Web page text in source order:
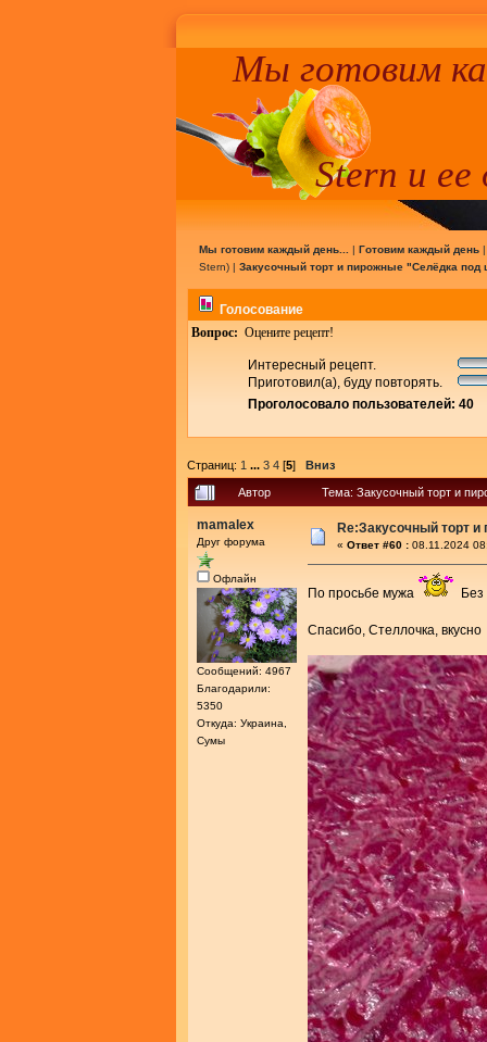
Мы готовим
Stern и ее
Мы готовим каждый день... | Готовим каждый день
Stern) | Закусочный торт и пирожные "Селёдка под
Голосование
Вопрос: Оцените рецепт!
Интересный рецепт.
Приготовил(а), буду повторять.
Проголосовало пользователей: 40
Страниц: 1 ... 3 4 [5] Вниз
Автор Тема: Закусочный торт и
mamalex
Друг форума
Офлайн
Сообщений: 4967
Благодарили:
5350
Откуда: Украина,
Сумы
Re:Закусочный торт
« Ответ #60 : 08.11.2024
По просьбе мужа Без
Спасибо, Стеллочка, вкусно